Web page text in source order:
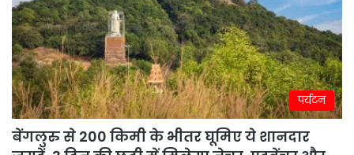
पर्यटन
बेंगलुरु से 200 किमी के भीतर घूमिए ये शानदार